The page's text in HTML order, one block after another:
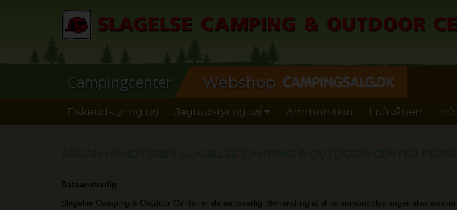
Campingcenter Webshop
Fiskeudstyr og tøj Jagtudstyr og tøj Ammunition Luftvåben
Dataansvarlig
Slagelse Camping & Outdoor Center er dataansvarlig. Behandling af dine personoplysninger sker